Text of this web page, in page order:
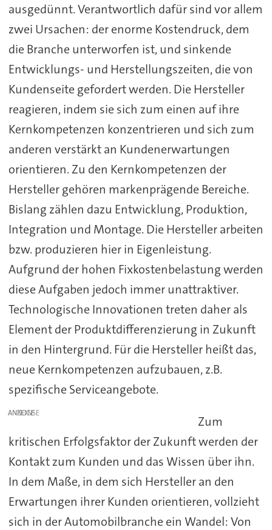
ausgedünnt. Verantwortlich dafür sind vor allem
zwei Ursachen: der enorme Kostendruck, dem
die Branche unterworfen ist, und sinkende
Entwicklungs- und Herstellungszeiten, die von
Kundenseite gefordert werden. Die Hersteller
reagieren, indem sie sich zum einen auf ihre
Kernkompetenzen konzentrieren und sich zum
anderen verstärkt an Kundenerwartungen
orientieren. Zu den Kernkompetenzen der
Hersteller gehören markenprägende Bereiche.
Bislang zählen dazu Entwicklung, Produktion,
Integration und Montage. Die Hersteller arbeiten
bzw. produzieren hier in Eigenleistung.
Aufgrund der hohen Fixkostenbelastung werden
diese Aufgaben jedoch immer unattraktiver.
Technologische Innovationen treten daher als
Element der Produktdifferenzierung in Zukunft
in den Hintergrund. Für die Hersteller heißt das,
neue Kernkompetenzen aufzubauen, z.B.
spezifische Serviceangebote.
ANZEIGE
Zum
kritischen Erfolgsfaktor der Zukunft werden der
Kontakt zum Kunden und das Wissen über ihn.
In dem Maße, in dem sich Hersteller an den
Erwartungen ihrer Kunden orientieren, vollzieht
sich in der Automobilbranche ein Wandel: Von